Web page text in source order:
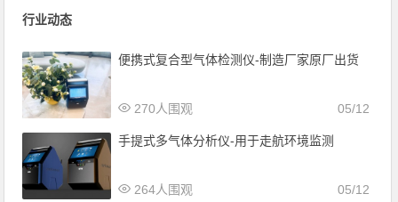
行业动态
便携式复合型气体检测仪-制造厂家原厂出货
05/12
270人围观
手提式多气体分析仪-用于走航环境监测
05/12
264人围观